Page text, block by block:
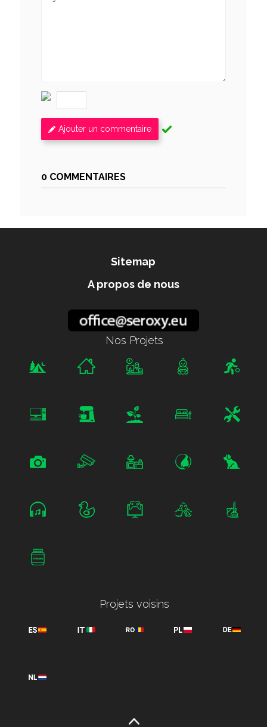
Ajouter un commentaire
0 COMMENTAIRES
Sitemap
A propos de nous
Nos Projets
Projets voisins